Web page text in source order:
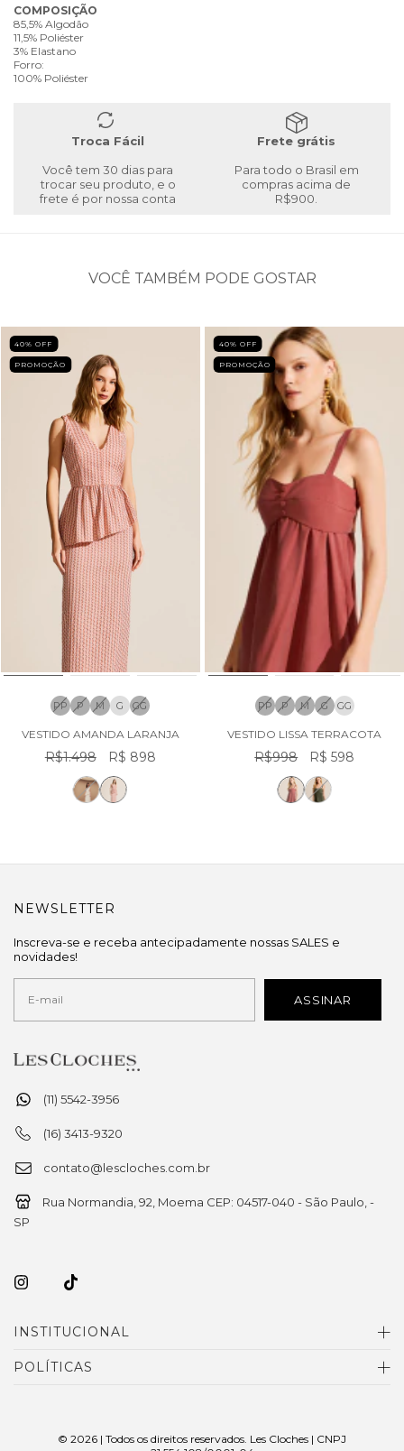
COMPOSIÇÃO
85,5% Algodão
11,5% Poliéster
3% Elastano
Forro:
100% Poliéster
Troca Fácil
Você tem 30 dias para
trocar seu produto, e o
frete é por nossa conta
Frete grátis
Para todo o Brasil em
compras acima de
R$900.
VOCÊ TAMBÉM PODE GOSTAR
40% OFF
PROMOÇÃO
PP P M G GG
VESTIDO AMANDA LARANJA
R$1.498 R$ 898
40% OFF
PROMOÇÃO
PP P M G GG
VESTIDO LISSA TERRACOTA
R$998 R$ 598
(11) 5542-3956
(16) 3413-9320
contato@lescloches.com.br
Rua Normandia, 92, Moema CEP: 04517-040 - São Paulo, -
SP
INSTITUCIONAL
POLÍTICAS
NEWSLETTER
Inscreva-se e receba antecipadamente nossas SALES e
novidades!
© 2026 | Todos os direitos reservados. Les Cloches | CNPJ